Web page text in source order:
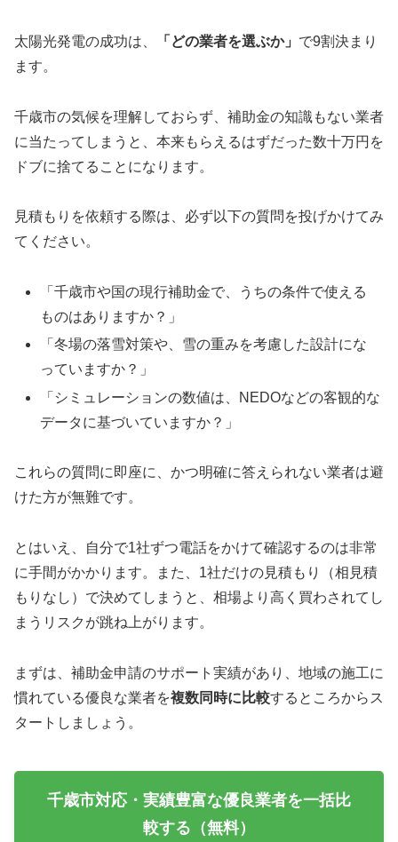
太陽光発電の成功は、 「どの業者を選ぶか」 で9割決まり
ます。
千歳市の気候を理解しておらず、補助金の知識もない業者
に当たってしまうと、本来もらえるはずだった数十万円を
ドブに捨てることになります。
見積もりを依頼する際は、必ず以下の質問を投げかけてみ
てください。
「千歳市や国の現行補助金で、うちの条件で使える
ものはありますか？」
「冬場の落雪対策や、雪の重みを考慮した設計にな
っていますか？」
「シミュレーションの数値は、NEDOなどの客観的な
データに基づいていますか？」
これらの質問に即座に、かつ明確に答えられない業者は避
けた方が無難です。
とはいえ、自分で1社ずつ電話をかけて確認するのは非常
に手間がかかります。また、1社だけの見積もり（相見積
もりなし）で決めてしまうと、相場より高く買わされてし
まうリスクが跳ね上がります。
まずは、補助金申請のサポート実績があり、地域の施工に
慣れている優良な業者を複数同時に比較するところからス
タートしましょう。
千歳市対応・実績豊富な優良業者を一括比
較する（無料）